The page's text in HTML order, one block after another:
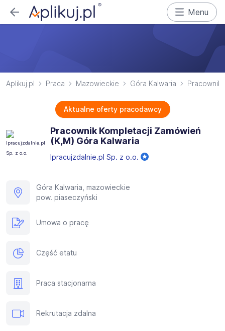
Menu
Aplikuj.pl Praca Mazowieckie Góra Kalwaria Pracownik
Aktualne oferty pracodawcy
Pracownik Kompletacji Zamówień
(K,M) Góra Kalwaria
Ipracujzdalnie.pl Sp. z o.o.
Góra Kalwaria, mazowieckie
pow. piaseczyński
Umowa o pracę
Część etatu
Praca stacjonarna
Rekrutacja zdalna